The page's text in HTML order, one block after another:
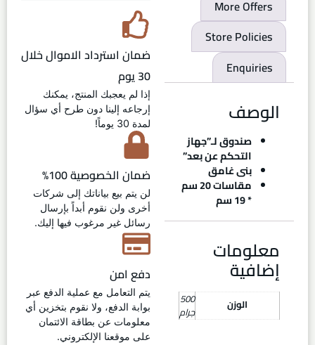
More Offers
Store Policies
Enquiries
الوصف
صندوق لـ”جهاز
التحكم عن بعد”
بنى غامق
مقاسات 20 سم
* 19 سم
معلومات
إضافية
الوزن 500
جرام
ضمان استرداد الاموال خلال
30 يوم
إذا لم يعجبك المنتج، يمكنك
إرجاعه إلينا دون طرح أي سؤال
لمدة 30 يوماً!
ضمان الخصوصية 100%
لن يتم بيع بياناتك إلى شركات
أخرى ولن نقوم أبداً بإرسال
رسائل غير مرغوب فيها إليك.
دفع امن
يتم التعامل مع عملية الدفع عبر
بوابة الدفع، ولا نقوم بتخزين أي
معلومات عن بطاقة الائتمان
على موقعنا الإلكتروني.